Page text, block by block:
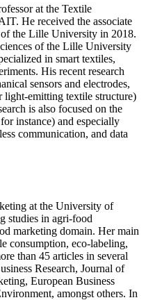
at the Textile
He received the associate
the Lille University in 2018.
of the Lille University
in smart textiles,
His recent research
sensors and electrodes,
light-emitting textile structure)
is also focused on the
instance) and especially
communication, and data
at the University of
studies in agri-food
marketing domain. Her main
consumption, eco-labeling,
than 45 articles in several
Research, Journal of
European Business
amongst others. In